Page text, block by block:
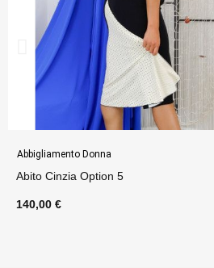
Gonne
Gonna Flora 2 Option 62
75,00 €